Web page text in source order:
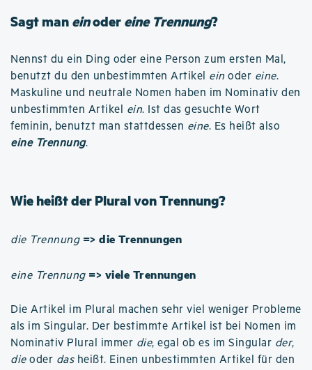
Sagt maneinodereine Trennung?
Nennst du ein Ding oder eine Person zum ersten Mal,
benutzt du den unbestimmten Artikel ein oder eine.
Maskuline und neutrale Nomen haben im Nominativ den
unbestimmten Artikel ein. Ist das gesuchte Wort
feminin, benutzt man stattdessen eine. Es heißt also
eine Trennung.
Wie heißt der Plural von Trennung?
die Trennung => die Trennungen
eine Trennung => viele Trennungen
Die Artikel im Plural machen sehr viel weniger Probleme
als im Singular. Der bestimmte Artikel ist bei Nomen im
Nominativ Plural immer die, egal ob es im Singular der,
dieoder dasheißt. Einen unbestimmten Artikel für den